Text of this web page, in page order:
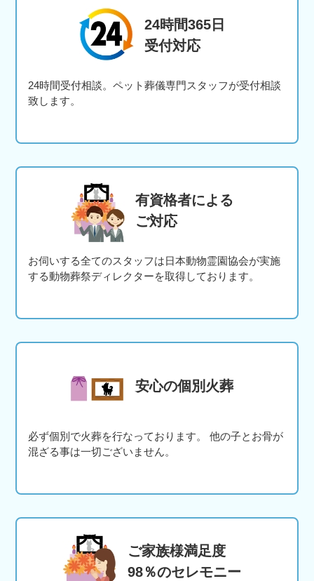
24時間365日
受付対応
24時間受付相談。ペット葬儀専門スタッフが受付相談
致します。
有資格者による
ご対応
お伺いする全てのスタッフは日本動物霊園協会が実施
する動物葬祭ディレクターを取得しております。
安心の個別火葬
必ず個別で火葬を行なっております。 他の子とお骨が
混ざる事は一切ございません。
ご家族様満足度
98％のセレモニー